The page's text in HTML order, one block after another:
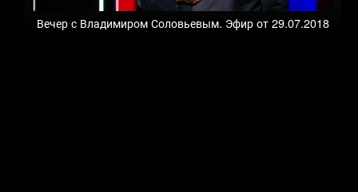
Вечер с Владимиром Соловьевым. Эфир от 29.07.2018